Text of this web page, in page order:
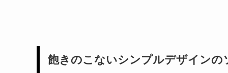
飽きのこないシンプルデザインの